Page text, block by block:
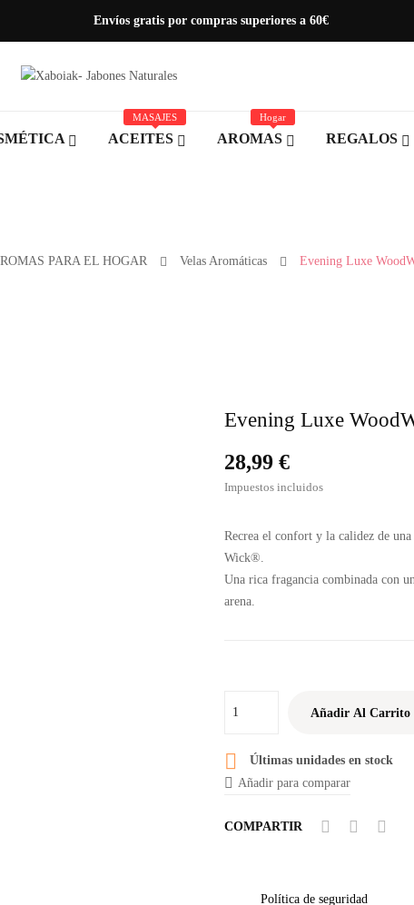
Envíos gratis por compras superiores a 60€
ACEITES
MASAJES
AROMAS
Hogar
REGALOS
PARA EL HOGAR Velas Aromáticas Evening Luxe
Evening Luxe
28,99 €
Impuestos incluidos
Recrea el confort y la calidez de
Wick®.
Una rica fragancia combinada con
arena.
Añadir Al Carrito

Últimas unidades en stock
Añadir para comparar
COMPARTIR
Política de seguridad